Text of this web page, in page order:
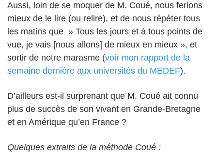
Aussi, loin de se moquer de M. Coué, nous ferions
mieux de le lire (ou relire), et de nous répéter tous
les matins que » Tous les jours et à tous points de
vue, je vais [nous allons] de mieux en mieux », et
sortir de notre marasme (voir mon rapport de la
semaine dernière aux universités du MEDEF).
D’ailleurs est-il surprenant que M. Coué ait connu
plus de succès de son vivant en Grande-Bretagne
et en Amérique qu’en France ?
Quelques extraits de la méthode Coué :